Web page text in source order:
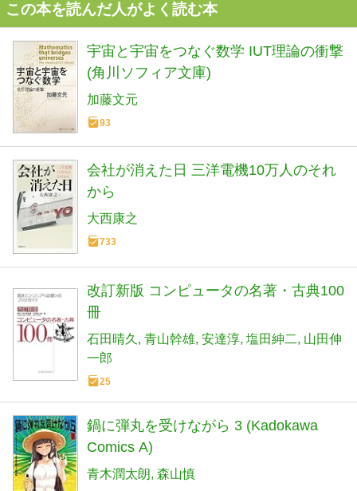
この本を読んだ人がよく読む本
宇宙と宇宙をつなぐ数学 IUT理論の衝撃
(角川ソフィア文庫)
加藤文元
93
会社が消えた日 三洋電機10万人のそれ
から
大西康之
733
改訂新版 コンピュータの名著・古典100
冊
石田晴久 青山幹雄 安達淳 塩田紳二
山田伸
一郎
25
鍋に弾丸を受けながら 3 (Kadokawa
Comics A)
青木潤太朗 森山慎